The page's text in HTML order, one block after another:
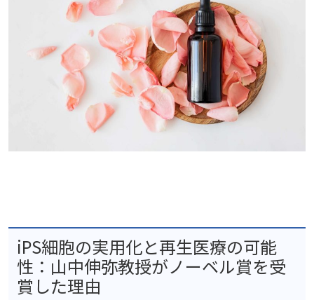
iPS細胞の実用化と再生医療の可能
性：山中伸弥教授がノーベル賞を受
賞した理由